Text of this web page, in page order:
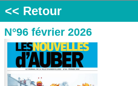
<< Retour
N°96 février 2026